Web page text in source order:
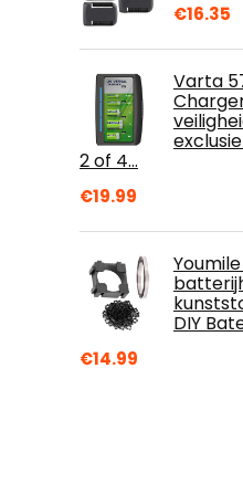
€16.35
Varta
2 of 4…
€19.99
DIY
€14.99